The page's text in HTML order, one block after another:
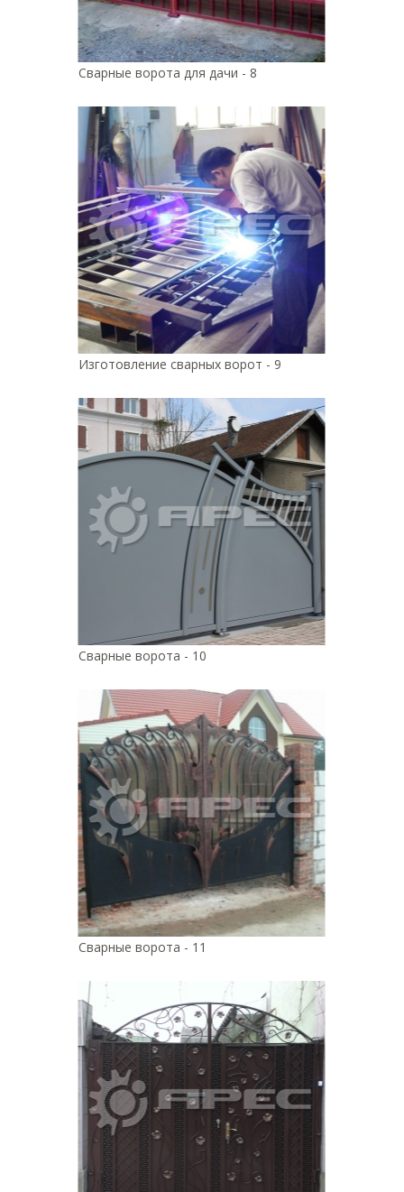
Сварные ворота для дачи - 8
Изготовление сварных ворот - 9
Сварные ворота - 10
Сварные ворота - 11